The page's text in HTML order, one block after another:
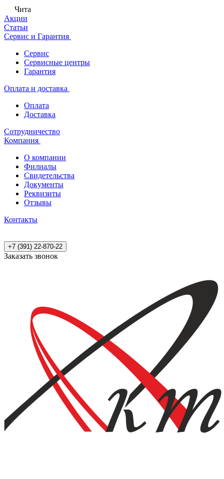
Чита
Акции
Статьи
Сервис и Гарантия
Сервис
Сервисные центры
Гарантия
Оплата и доставка
Оплата
Доставка
Сотрудничество
Компания
О компании
Филиалы
Свидетельства
Документы
Реквизиты
Отзывы
Контакты
+7 (391) 22-870-22
Заказать звонок